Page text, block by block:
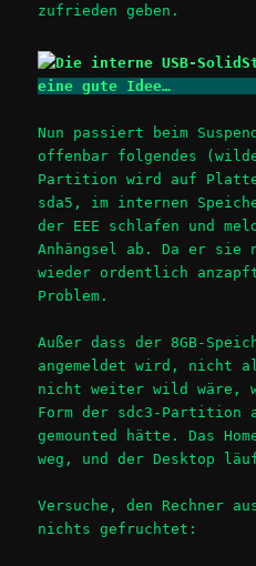
zufrieden geben.
Nun passiert beim
offenbar folgendes
Partition wird auf Platte
sda5, im internen
der EEE schlafen und
Anhängsel ab. Da er sie
wieder ordentlich
Problem.
Außer dass der 8GB-
angemeldet wird, nicht
nicht weiter wild wäre,
Form der sdc3-Partition
gemounted hätte. Das
weg, und der Desktop
Versuche, den Rechner
nichts gefruchtet: